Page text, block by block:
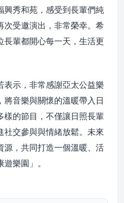
興秀和苑，感受到長輩們純
次受邀演出，非常榮幸。希
長輩都開心每一天，生活更
表示，非常感謝亞太公益樂
將音樂與關懷的溫暖帶入日
樣的節目，不僅讓日照長輩
社交參與與情緒放鬆。未來
源，共同打造一個溫暖、活
樂園」。